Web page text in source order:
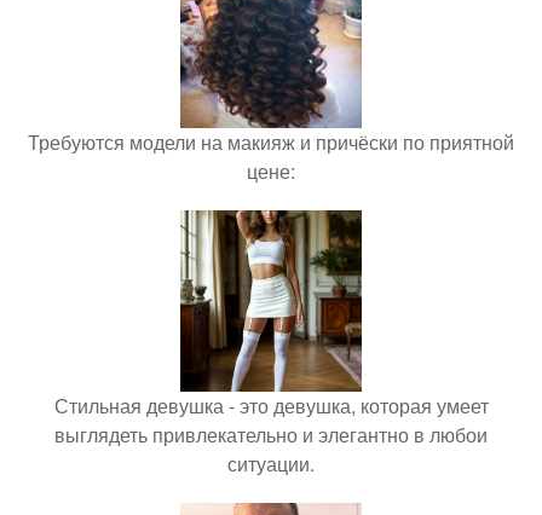
Требуются модели на макияж и причёски по приятной
цене:
Стильная девушка - это девушка, которая умеет
выглядеть привлекательно и элегантно в любои
ситуации.